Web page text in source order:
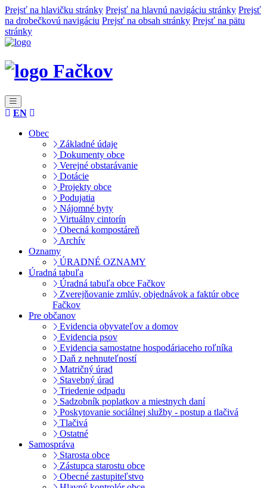
Prejsť na hlavičku stránky Prejsť na hlavnú navigáciu stránky Prejsť
na drobečkovú navigáciu Prejsť na obsah stránky Prejsť na pätu
stránky
Fačkov
EN
Obec
Základné údaje
Dokumenty obce
Verejné obstarávanie
Dotácie
Projekty obce
Podujatia
Nájomné byty
Virtuálny cintorín
Obecná kompostáreň
Archív
Oznamy
ÚRADNÉ OZNAMY
Úradná tabuľa
Úradná tabuľa obce Fačkov
Zverejňovanie zmlúv, objednávok a faktúr obce
Fačkov
Pre občanov
Evidencia obyvateľov a domov
Evidencia psov
Evidencia samostatne hospodáriaceho roľníka
Daň z nehnuteľností
Matričný úrad
Stavebný úrad
Triedenie odpadu
Sadzobník poplatkov a miestnych daní
Poskytovanie sociálnej služby - postup a tlačivá
Tlačivá
Ostatné
Samospráva
Starosta obce
Zástupca starostu obce
Obecné zastupiteľstvo